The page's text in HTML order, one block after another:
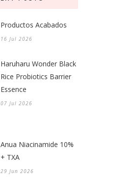
Productos Acabados
16 Jul 2026
Haruharu Wonder Black
Rice Probiotics Barrier
Essence
07 Jul 2026
Anua Niacinamide 10%
+ TXA
29 Jun 2026